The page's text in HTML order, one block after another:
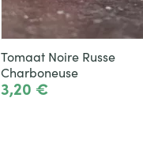
Tomaat Noire Russe
Charboneuse
3,20 €